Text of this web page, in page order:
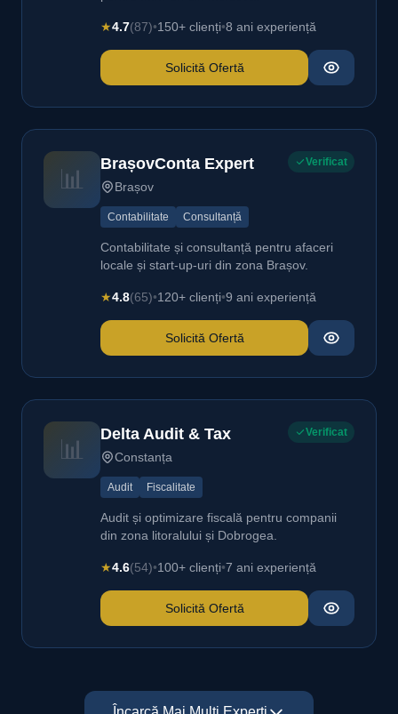
★4.7(87)•150+ clienți•8 ani experiență
Solicită Ofertă
📊
BrașovConta Expert
Brașov
Verificat
Contabilitate Consultanță
Contabilitate și consultanță pentru afaceri
locale și start-up-uri din zona Brașov.
★4.8(65)•120+ clienți•9 ani experiență
Solicită Ofertă
📊
Delta Audit & Tax
Constanța
Verificat
Audit Fiscalitate
Audit și optimizare fiscală pentru companii
din zona litoralului și Dobrogea.
★4.6(54)•100+ clienți•7 ani experiență
Solicită Ofertă